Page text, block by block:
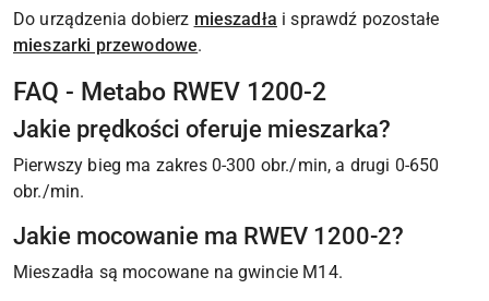
Do urządzenia dobierz mieszadła i sprawdź pozostałe
mieszarki przewodowe.
FAQ - Metabo RWEV 1200-2
Jakie prędkości oferuje mieszarka?
Pierwszy bieg ma zakres 0-300 obr./min, a drugi 0-650
obr./min.
Jakie mocowanie ma RWEV 1200-2?
Mieszadła są mocowane na gwincie M14.